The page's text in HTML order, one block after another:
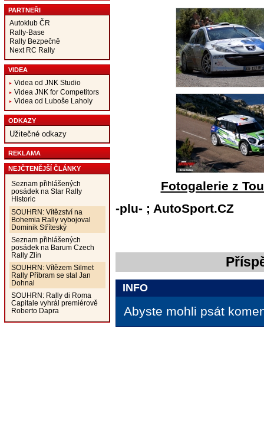
PARTNEŘI
Autoklub ČR
Rally-Base
Rally Bezpečně
Next RC Rally
VIDEA
Videa od JNK Studio
Videa JNK for Competitors
Videa od Luboše Laholy
ODKAZY
Užitečné odkazy
REKLAMA
NEJČTENĚJŠÍ ČLÁNKY
Seznam přihlášených
posádek na Star Rally
Historic
SOUHRN: Vítězství na
Bohemia Rally vybojoval
Dominik Stříteský
Seznam přihlášených
posádek na Barum Czech
Rally Zlín
SOUHRN: Vítězem Silmet
Rally Příbram se stal Jan
Dohnal
SOUHRN: Rally di Roma
Capitale vyhrál premiérově
Roberto Dapra
Fotogalerie z
-plu- ; AutoSport.CZ
INFO
Abyste mohli psát